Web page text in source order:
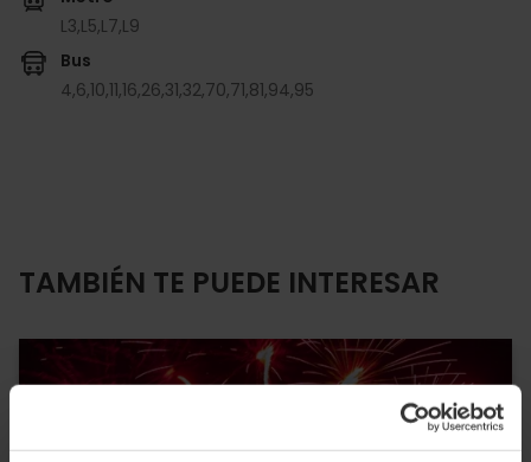
L3,L5,L7,L9
Bus
4,6,10,11,16,26,31,32,70,71,81,94,95
TAMBIÉN TE PUEDE INTERESAR